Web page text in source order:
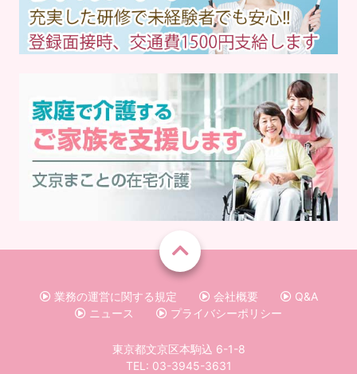
業務の運営に関する規定 会社概要
Q&A
ニュース
プライバシーポリシー
東京都文京区本駒込 6-1-8
TEL: 03-3945-3631